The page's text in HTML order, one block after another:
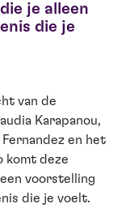
je alleen
die je
van de
Karapanou,
en het
komt deze
voorstelling
die je voelt.